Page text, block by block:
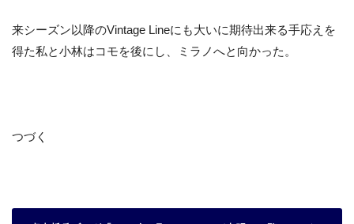
来シーズン以降のVintage Lineにも大いに期待出来る手応えを
得た私と小林はコモを後にし、ミラノへと向かった。
つづく